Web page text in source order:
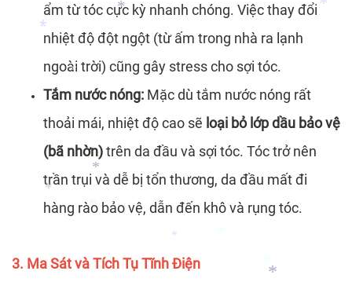
*
*
*
*
*
* *
ẩm từ tóc cực kỳ nhanh chóng. Việc thay đổi
nhiệt độ đột ngột (từ ấm trong nhà ra lạnh
ngoài trời) cũng gây stress cho sợi tóc.
Tắm nước nóng: Mặc dù tắm nước nóng rất
thoải mái, nhiệt độ cao sẽ loại bỏ lớp dầu bảo vệ
(bã nhờn)trên da đầu và sợi tóc. Tóc trở nên
trần trụi và dễ bị tổn thương, da đầu mất đi
hàng rào bảo vệ, dẫn đến khô và rụng tóc.
3. Ma Sát và Tích Tụ Tĩnh Điện